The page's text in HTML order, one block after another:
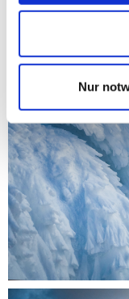
Nur
Die Latsche ist äußerst